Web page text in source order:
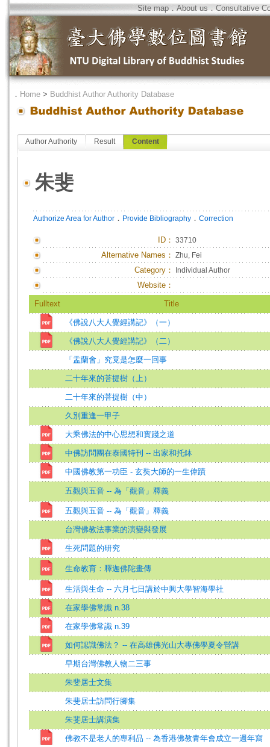
Site map．About us．Consultative
． Home > Buddhist Author Authority Database
Author Authority Result Content
朱斐
Authorize Area for Author ． Provide Bibliography ． Correction
ID ： 33710
Alternative Names： Zhu, Fei
Category： Individual Author
Website：
Fulltext Title
《佛說八大人覺經講記》（一）
《佛說八大人覺經講記》（二）
「盂蘭會」究竟是怎麼一回事
二十年來的菩提樹（上）
二十年來的菩提樹（中）
久別重逢一甲子
大乘佛法的中心思想和實踐之道
中佛訪問團在泰國特刊 -- 出家和托鉢
中國佛教第一功臣 - 玄奘大師的一生偉蹟
五觀與五音 -- 為「觀音」釋義
五觀與五音 -- 為「觀音」釋義
台灣佛教法事業的演變與發展
生死問題的研究
生命教育：釋迦佛陀畫傳
生活與生命 -- 六月七日講於中興大學智海學社
在家學佛常識 n.38
在家學佛常識 n.39
如何認識佛法？ -- 在高雄佛光山大專佛學夏令營講
早期台灣佛教人物二三事
朱斐居士文集
朱斐居士訪問行腳集
朱斐居士講演集
佛教不是老人的專利品 -- 為香港佛教青年會成立一週年寫